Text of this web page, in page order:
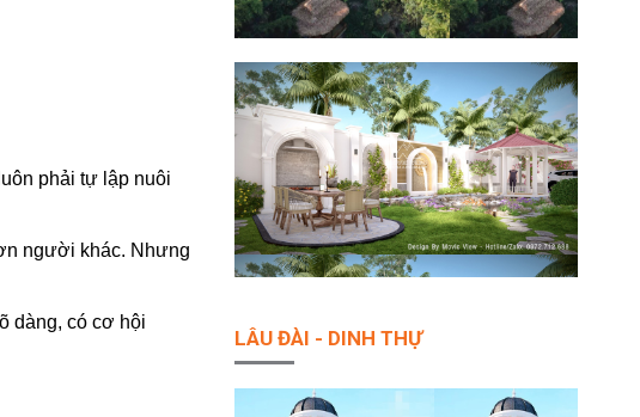
phải tự lập nuôi
người khác. Nhưng
dàng, có cơ hội
LÂU ĐÀI - DINH THỰ